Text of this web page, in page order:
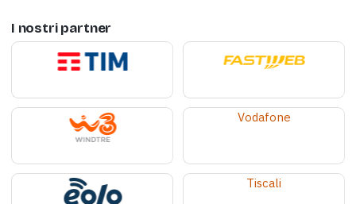
I nostri partner
Vodafone
Tiscali